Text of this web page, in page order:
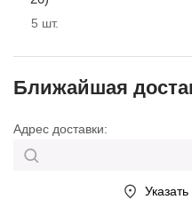
5 шт.
Ближайшая
Адрес доставки: